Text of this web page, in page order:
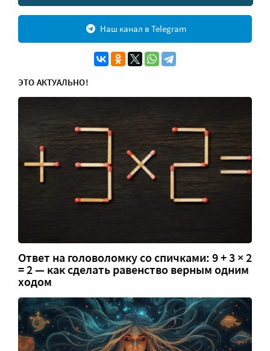
Наш канал в Telegram
ЭТО АКТУАЛЬНО!
Ответ на головоломку со спичками: 9 + 3 × 2
= 2 — как сделать равенство верным одним
ходом